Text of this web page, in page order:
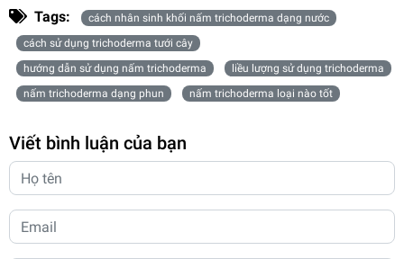
Tags:
cách nhân sinh khối nấm trichoderma dạng nước
cách sử dụng trichoderma tưới cây
hướng dẫn sử dụng nấm trichoderma
liều lượng sử dụng trichoderma
nấm trichoderma dạng phun
nấm trichoderma loại nào tốt
Viết bình luận của bạn